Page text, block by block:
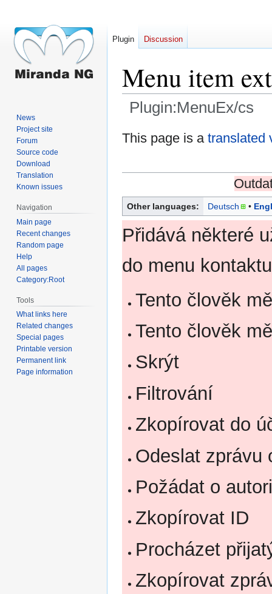
Menu item ext
Plugin:MenuEx/cs
Jump
Jump
This page is atranslated
Other languages: Deutsch
Přidává některé
do menu
Tento člověk
Tento člověk
Skrýt
Filtrování
Zkopírovat do
Odeslat zprávu
Požádat o
Zkopírovat ID
Procházet
Zkopírovat
Plugin Discussion
News
Project site
Forum
Source code
Download
Translation
Known issues
Navigation
Main page
Recent changes
Random page
Help
All pages
Category:Root
Tools
What links here
Related changes
Special pages
Printable version
Permanent link
Page information